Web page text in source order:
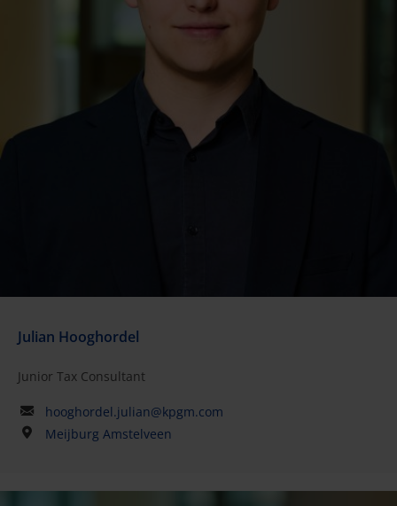
Julian Hooghordel
Junior Tax Consultant
hooghordel.julian@kpgm.com
Meijburg Amstelveen